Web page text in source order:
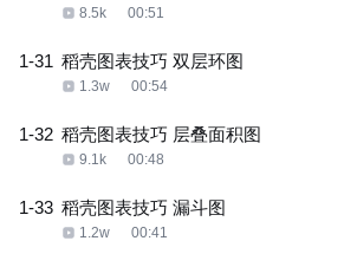
8.5k 00:51
1-31 稻壳图表技巧 双层环图
1.3w 00:54
1-32 稻壳图表技巧 层叠面积图
9.1k 00:48
1-33 稻壳图表技巧 漏斗图
1.2w 00:41